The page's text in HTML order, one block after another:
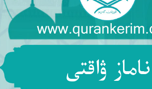
ناماز ۋاقتى